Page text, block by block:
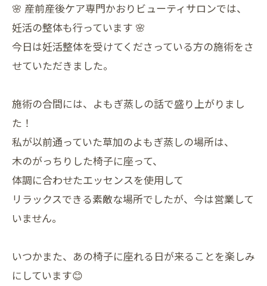
🌸 産前産後ケア専門かおりビューティサロンでは、
妊活の整体も行っています 🌸
今日は妊活整体を受けてくださっている方の施術をさ
せていただきました。
施術の合間には、よもぎ蒸しの話で盛り上がりまし
た！
私が以前通っていた草加のよもぎ蒸しの場所は、
木のがっちりした椅子に座って、
体調に合わせたエッセンスを使用して
リラックスできる素敵な場所でしたが、今は営業して
いません。
いつかまた、あの椅子に座れる日が来ることを楽しみ
にしています😊